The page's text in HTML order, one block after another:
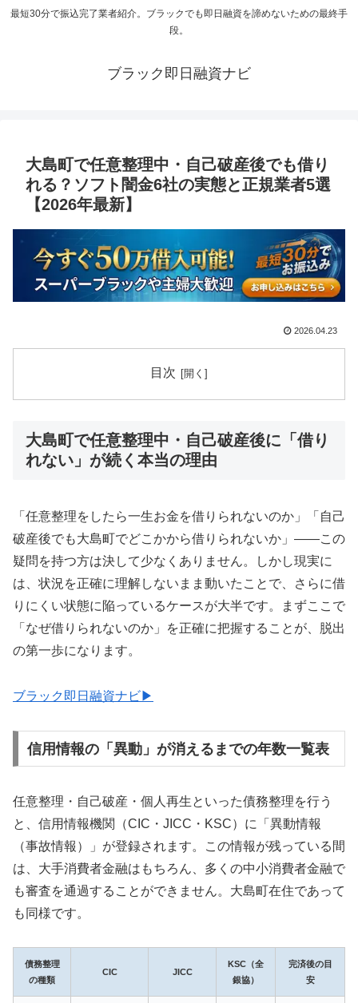
最短30分で振込完了業者紹介。ブラックでも即日融資を諦めないための最終手
段。
ブラック即日融資ナビ
大島町で任意整理中・自己破産後でも借り
れる？ソフト闇金6社の実態と正規業者5選
【2026年最新】
2026.04.23
目次
大島町で任意整理中・自己破産後に「借り
れない」が続く本当の理由
「任意整理をしたら一生お金を借りられないのか」「自己
破産後でも大島町でどこかから借りられないか」——この
疑問を持つ方は決して少なくありません。しかし現実に
は、状況を正確に理解しないまま動いたことで、さらに借
りにくい状態に陥っているケースが大半です。まずここで
「なぜ借りられないのか」を正確に把握することが、脱出
の第一歩になります。
ブラック即日融資ナビ▶
信用情報の「異動」が消えるまでの年数一覧表
任意整理・自己破産・個人再生といった債務整理を行う
と、信用情報機関（CIC・JICC・KSC）に「異動情報
（事故情報）」が登録されます。この情報が残っている間
は、大手消費者金融はもちろん、多くの中小消費者金融で
も審査を通過することができません。大島町在住であって
も同様です。
債務整理
の種類
CIC JICC
KSC（全
銀協）
完済後の目
安